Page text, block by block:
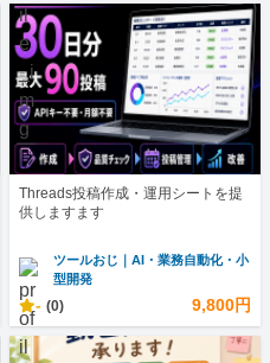
Threads投稿作成・運用シートを提
供しますます
ツールおじ｜AI・業務自動化・小
型開発
- (0) 9,800円